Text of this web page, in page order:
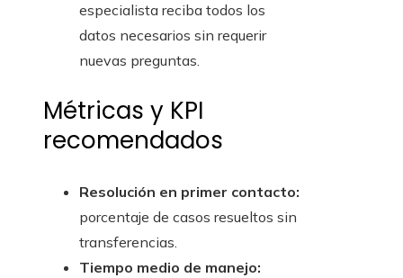
especialista reciba todos los
datos necesarios sin requerir
nuevas preguntas.
Métricas y KPI
recomendados
Resolución en primer contacto:
porcentaje de casos resueltos sin
transferencias.
Tiempo medio de manejo: